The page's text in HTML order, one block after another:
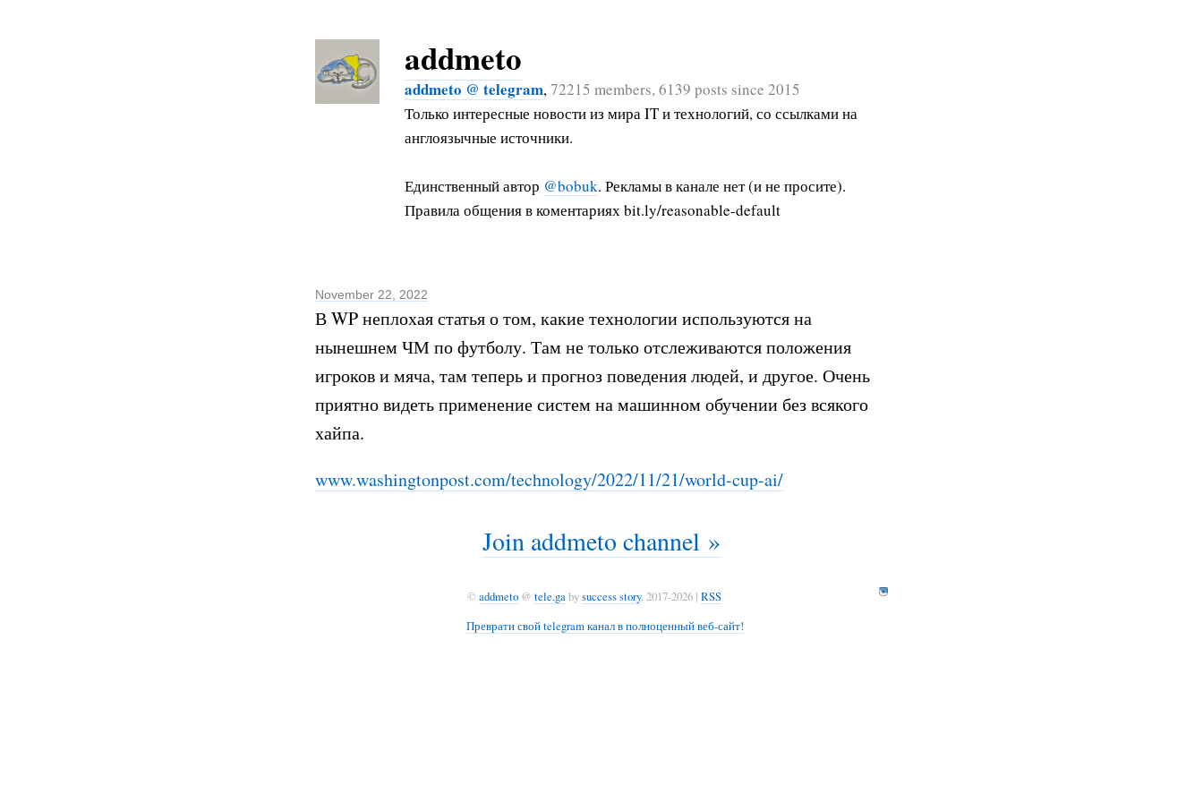
addmeto
addmeto @ telegram,72215 members, 6139 posts since 2015
Только интересные новости из мира IT и технологий, со ссылками на
англоязычные источники.
Единственный автор @bobuk. Рекламы в канале нет (и не просите).
Правила общения в коментариях bit.ly/reasonable-default
November 22, 2022
В WP неплохая статья о том, какие технологии используются на
нынешнем ЧМ по футболу. Там не только отслеживаются положения
игроков и мяча, там теперь и прогноз поведения людей, и другое. Очень
приятно видеть применение систем на машинном обучении без всякого
хайпа.
www.washingtonpost.com/technology/2022/11/21/world-cup-ai/
Join addmeto channel »
©addmeto@ tele.gabysuccess story, 2017-2026 | RSS
Преврати свой telegram канал в полноценный веб-сайт!